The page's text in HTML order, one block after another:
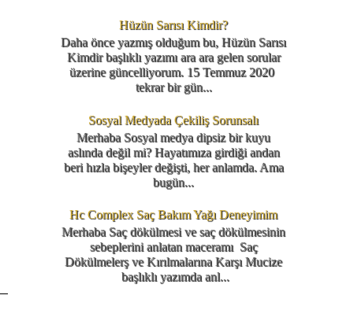
Hüzün Sarısı Kimdir?
Daha önce yazmış olduğum bu, Hüzün Sarısı
Kimdir başlıklı yazımı ara ara gelen sorular
üzerine güncelliyorum. 15 Temmuz 2020
tekrar bir gün...
Sosyal Medyada Çekiliş Sorunsalı
Merhaba Sosyal medya dipsiz bir kuyu
aslında değil mi? Hayatımıza girdiği andan
beri hızla bişeyler değişti, her anlamda. Ama
bugün...
Hc Complex Saç Bakım Yağı Deneyimim
Merhaba Saç dökülmesi ve saç dökülmesinin
sebeplerini anlatan maceramı Saç
Dökülmelerş ve Kırılmalarına Karşı Mucize
başlıklı yazımda anl...